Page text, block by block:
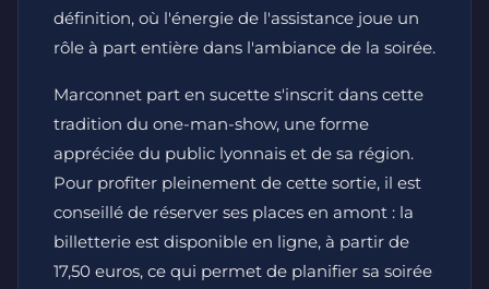
définition, où l'énergie de l'assistance joue un
rôle à part entière dans l'ambiance de la soirée.
Marconnet part en sucette s'inscrit dans cette
tradition du one-man-show, une forme
appréciée du public lyonnais et de sa région.
Pour profiter pleinement de cette sortie, il est
conseillé de réserver ses places en amont : la
billetterie est disponible en ligne, à partir de
17,50 euros, ce qui permet de planifier sa soirée